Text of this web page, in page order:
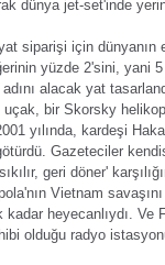
dünya jet-set'inde
siparişi için dünyanın
yüzde 2'sini, yani
alacak yat
bir Skorsky
yılında, kardeşi
Gazeteciler
geri döner'
Vietnam
heyecanlıydı. Ve
olduğu radyo